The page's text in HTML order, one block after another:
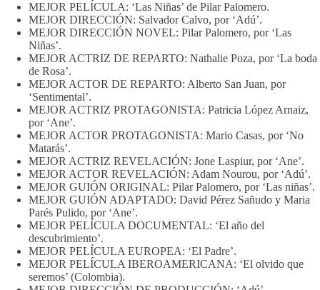
MEJOR PELÍCULA: ‘Las Niñas’ de Pilar Palomero.
MEJOR DIRECCIÓN: Salvador Calvo, por ‘Adú’.
MEJOR DIRECCIÓN NOVEL: Pilar Palomero, por ‘Las
Niñas’.
MEJOR ACTRIZ DE REPARTO: Nathalie Poza, por ‘La boda
de Rosa’.
MEJOR ACTOR DE REPARTO: Alberto San Juan, por
‘Sentimental’.
MEJOR ACTRIZ PROTAGONISTA: Patricia López Arnaiz,
por ‘Ane’.
MEJOR ACTOR PROTAGONISTA: Mario Casas, por ‘No
Matarás’.
MEJOR ACTRIZ REVELACIÓN: Jone Laspiur, por ‘Ane’.
MEJOR ACTOR REVELACIÓN: Adam Nourou, por ‘Adú’.
MEJOR GUIÓN ORIGINAL: Pilar Palomero, por ‘Las niñas’.
MEJOR GUIÓN ADAPTADO: David Pérez Sañudo y Maria
Parés Pulido, por ‘Ane’.
MEJOR PELÍCULA DOCUMENTAL: ‘El año del
descubrimiento’.
MEJOR PELÍCULA EUROPEA: ‘El Padre’.
MEJOR PELÍCULA IBEROAMERICANA: ‘El olvido que
seremos’ (Colombia).